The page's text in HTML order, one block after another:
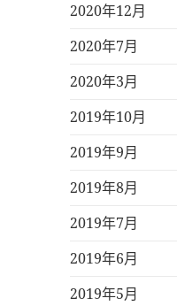
2020年12月
2020年7月
2020年3月
2019年10月
2019年9月
2019年8月
2019年7月
2019年6月
2019年5月